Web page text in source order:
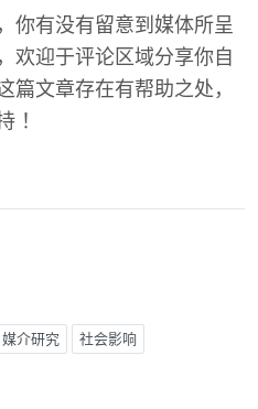
你有没有留意到媒体所呈
欢迎于评论区域分享你自
篇文章存在有帮助之处，
！
媒介研究 社会影响